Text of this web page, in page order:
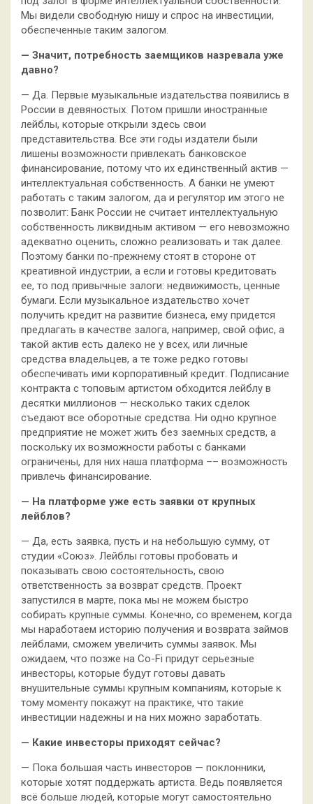
Мы видели свободную нишу и спрос на инвестиции,
обеспеченные таким залогом.
— Значит, потребность заемщиков назревала уже
давно?
— Да. Первые музыкальные издательства появились в
России в девяностых. Потом пришли иностранные
лейблы, которые открыли здесь свои
представительства. Все эти годы издатели были
лишены возможности привлекать банковское
финансирование, потому что их единственный актив —
интеллектуальная собственность. А банки не умеют
работать с таким залогом, да и регулятор им этого не
позволит: Банк России не считает интеллектуальную
собственность ликвидным активом — его невозможно
адекватно оценить, сложно реализовать и так далее.
Поэтому банки по-прежнему стоят в стороне от
креативной индустрии, а если и готовы кредитовать
ее, то под привычные залоги: недвижимость, ценные
бумаги. Если музыкальное издательство хочет
получить кредит на развитие бизнеса, ему придется
предлагать в качестве залога, например, свой офис, а
такой актив есть далеко не у всех, или личные
средства владельцев, а те тоже редко готовы
обеспечивать ими корпоративный кредит. Подписание
контракта с топовым артистом обходится лейблу в
десятки миллионов — несколько таких сделок
съедают все оборотные средства. Ни одно крупное
предприятие не может жить без заемных средств, а
поскольку их возможности работы с банками
ограничены, для них наша платформа –– возможность
привлечь финансирование.
— На платформе уже есть заявки от крупных
лейблов?
— Да, есть заявка, пусть и на небольшую сумму, от
студии «Союз». Лейблы готовы пробовать и
показывать свою состоятельность, свою
ответственность за возврат средств. Проект
запустился в марте, пока мы не можем быстро
собирать крупные суммы. Конечно, со временем, когда
мы наработаем историю получения и возврата займов
лейблами, сможем увеличить суммы заявок. Мы
ожидаем, что позже на Co-Fi придут серьезные
инвесторы, которые будут готовы давать
внушительные суммы крупным компаниям, которые к
тому моменту покажут на практике, что такие
инвестиции надежны и на них можно заработать.
— Какие инвесторы приходят сейчас?
— Пока большая часть инвесторов — поклонники,
которые хотят поддержать артиста. Ведь появляется
всё больше людей, которые могут самостоятельно